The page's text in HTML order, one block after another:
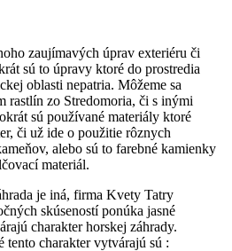
zaujímavých úprav exteriéru či
sú to úpravy ktoré do prostredia
oblasti nepatria. Môžeme sa
rastlín zo Stredomoria, či s inými
sú používané materiály ktoré
či už ide o použitie rôznych
alebo sú to farebné kamienky
materiál.
je iná, firma Kvety Tatry
skúseností ponúka jasné
charakter horskej záhrady.
charakter vytvárajú sú :